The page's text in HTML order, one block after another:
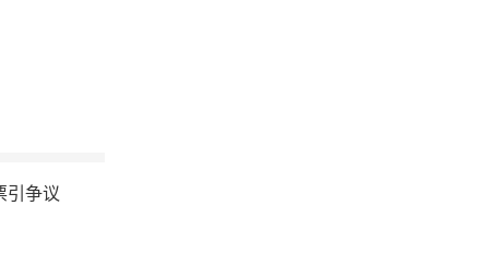
引争议